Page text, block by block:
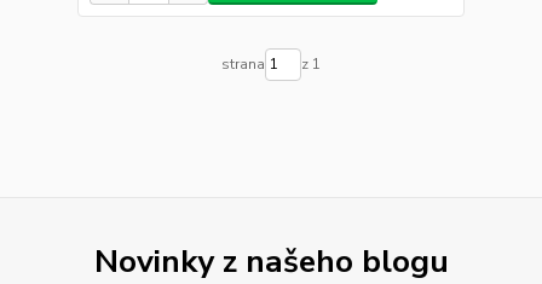
strana z 1
Novinky z našeho blogu